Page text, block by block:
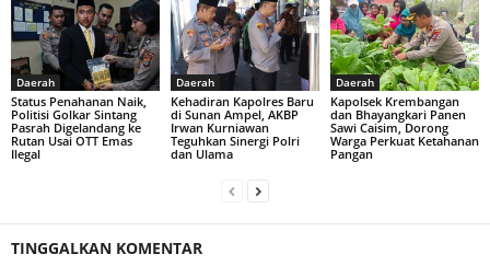
Daerah
Status Penahanan Naik,
Politisi Golkar Sintang
Pasrah Digelandang ke
Rutan Usai OTT Emas
Ilegal
Daerah
Kehadiran Kapolres Baru
di Sunan Ampel, AKBP
Irwan Kurniawan
Teguhkan Sinergi Polri
dan Ulama
Daerah
Kapolsek Krembangan
dan Bhayangkari Panen
Sawi Caisim, Dorong
Warga Perkuat Ketahanan
Pangan
TINGGALKAN KOMENTAR